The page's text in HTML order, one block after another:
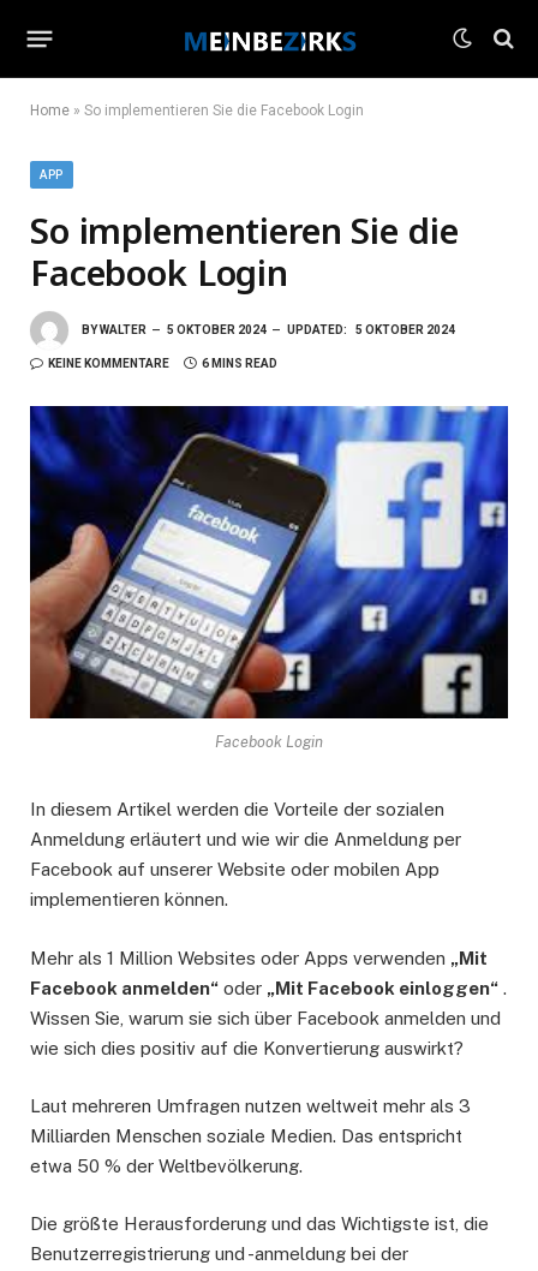
Home » So implementieren Sie die Facebook Login
APP
So implementieren Sie die
Facebook Login
BYWALTER 5 OKTOBER 2024 UPDATED: 5 OKTOBER 2024
KEINE KOMMENTARE 6 MINS READ
Facebook Login
In diesem Artikel werden die Vorteile der sozialen
Anmeldung erläutert und wie wir die Anmeldung per
Facebook auf unserer Website oder mobilen App
implementieren können.
Mehr als 1 Million Websites oder Apps verwenden „Mit
Facebook anmelden“ oder „Mit Facebook einloggen“ .
Wissen Sie, warum sie sich über Facebook anmelden und
wie sich dies positiv auf die Konvertierung auswirkt?
Laut mehreren Umfragen nutzen weltweit mehr als 3
Milliarden Menschen soziale Medien. Das entspricht
etwa 50 % der Weltbevölkerung.
Die größte Herausforderung und das Wichtigste ist, die
Benutzerregistrierung und -anmeldung bei der